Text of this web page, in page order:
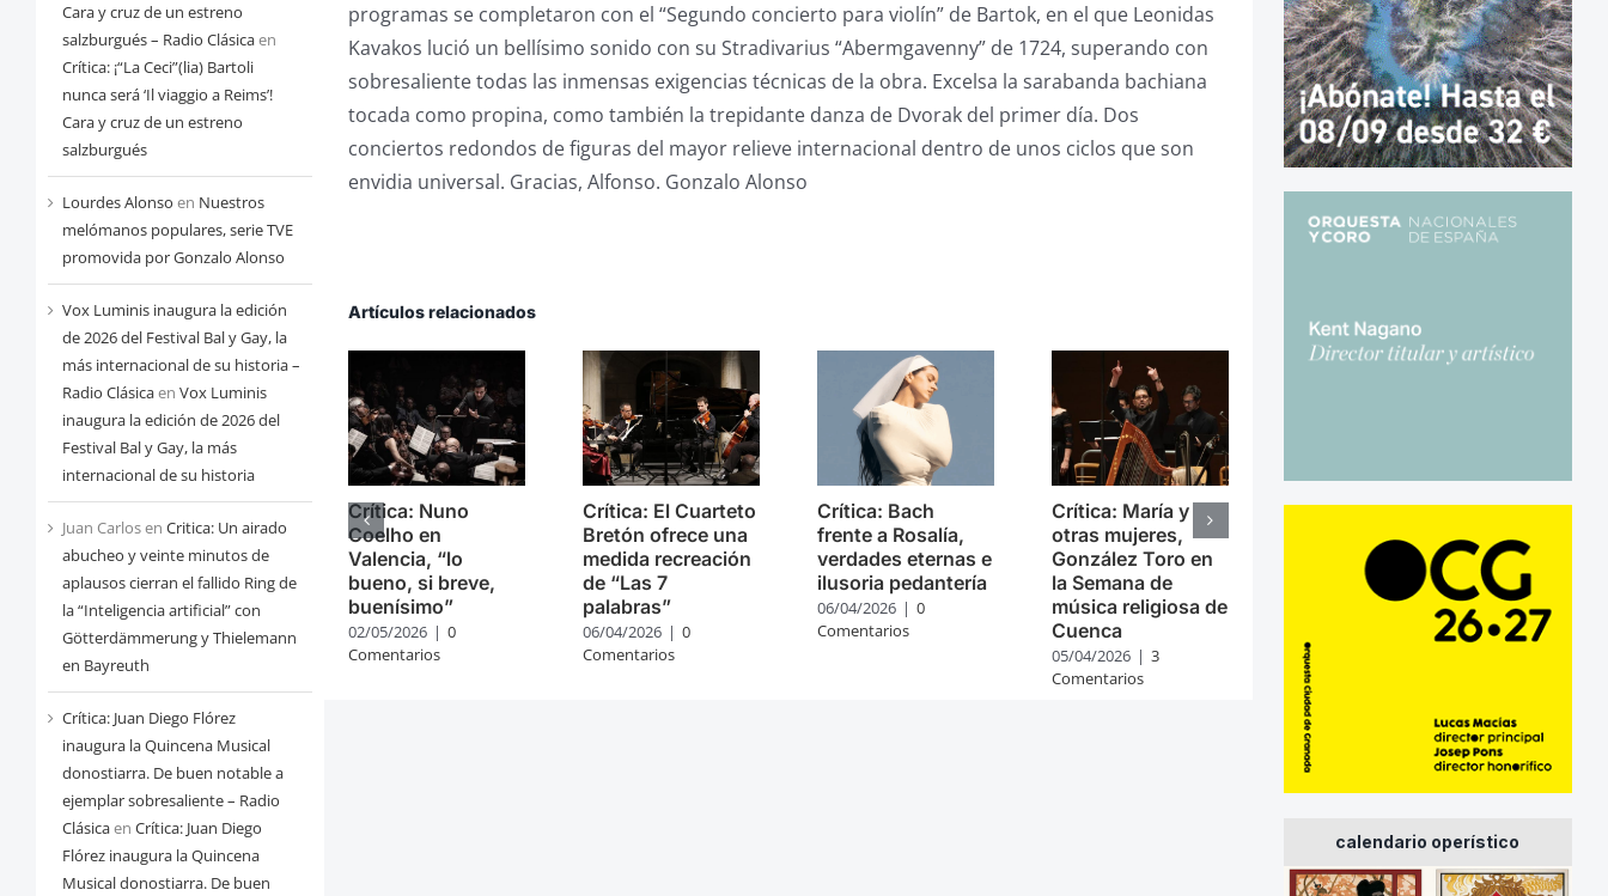
Cara y cruz de un estreno
salzburgués – Radio Clásicaen
Crítica: ¡“La Ceci”(lia) Bartoli
nunca será ‘Il viaggio a Reims’!
Cara y cruz de un estreno
salzburgués
Lourdes Alonso en Nuestros
melómanos populares, serie TVE
promovida por Gonzalo Alonso
Vox Luminis inaugura la edición
de 2026 del Festival Bal y Gay, la
más internacional de su historia –
Radio Clásicaen Vox Luminis
inaugura la edición de 2026 del
Festival Bal y Gay, la más
internacional de su historia
Juan Carlosen Critica: Un airado
abucheo y veinte minutos de
aplausos cierran el fallido Ring de
la “Inteligencia artificial” con
Götterdämmerung y Thielemann
en Bayreuth
Crítica: Juan Diego Flórez
inaugura la Quincena Musical
donostiarra. De buen notable a
ejemplar sobresaliente – Radio
Clásicaen Crítica: Juan Diego
Flórez inaugura la Quincena
Musical donostiarra. De buen
programas se completaron con el “Segundo concierto para violín” de Bartok, en el que Leonidas
Kavakos lució un bellísimo sonido con su Stradivarius “Abermgavenny” de 1724, superando con
sobresaliente todas las inmensas exigencias técnicas de la obra. Excelsa la sarabanda bachiana
tocada como propina, como también la trepidante danza de Dvorak del primer día. Dos
conciertos redondos de figuras del mayor relieve internacional dentro de unos ciclos que son
envidia universal. Gracias, Alfonso. Gonzalo Alonso
Artículos relacionados
Crítica: Nuno
Coelho en
Valencia, “lo
bueno, si breve,
buenísimo”
02/05/2026 | 0
Comentarios
Crítica: El Cuarteto
Bretón ofrece una
medida recreación
de “Las 7
palabras”
06/04/2026 | 0
Comentarios
Crítica: Bach
frente a Rosalía,
verdades eternas e
ilusoria pedantería
06/04/2026 | 0
Comentarios
Crítica: María y
otras mujeres,
González Toro en
la Semana de
música religiosa de
Cuenca
05/04/2026 | 3
Comentarios
calendario operístico